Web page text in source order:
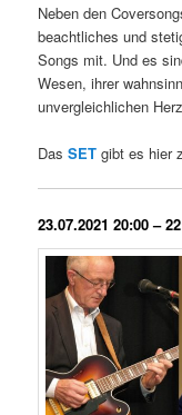
Neben den
beachtliches und
Songs mit. Und es
Wesen, ihrer
unvergleichlichen
DasSET gibt es hier
23.07.2021 20:00 –